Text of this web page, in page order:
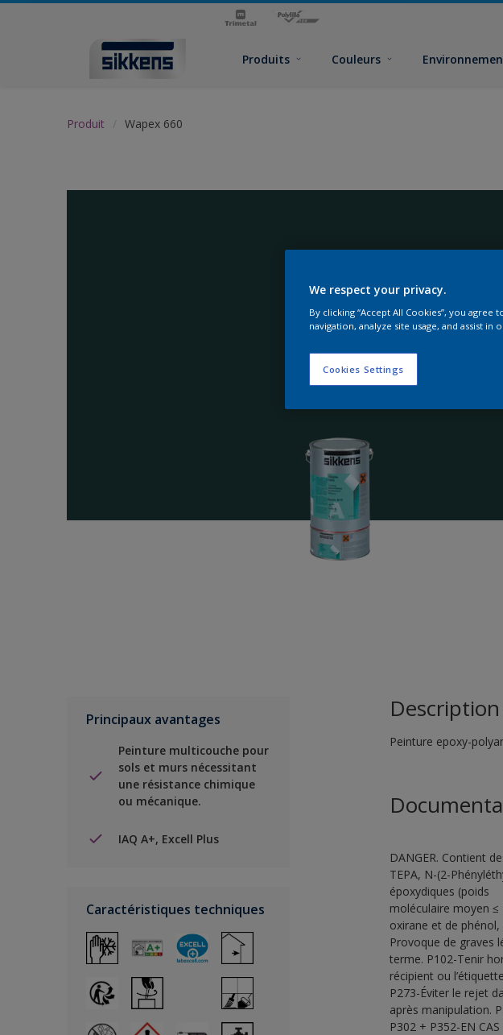
Produits Couleurs
Produit Wapex 660
Principaux avantages
Peinture multicouche pour
sols et murs nécessitant
une résistance chimique
ou mécanique.
IAQ A+, Excell Plus
Caractéristiques techniques
Peinture epoxy-
DANGER. Contient
TEPA, N-(2-
époxydiques (poids
moléculaire moyen
oxirane et de
Provoque de graves
terme. P102-Tenir
récipient ou
P273-Éviter le rejet
après manipulation.
P302 + P352-EN
We respect your privacy.
By clicking “Accept All Cookies”, you
navigation, analyze site usage, and assist in
Cookies Settings